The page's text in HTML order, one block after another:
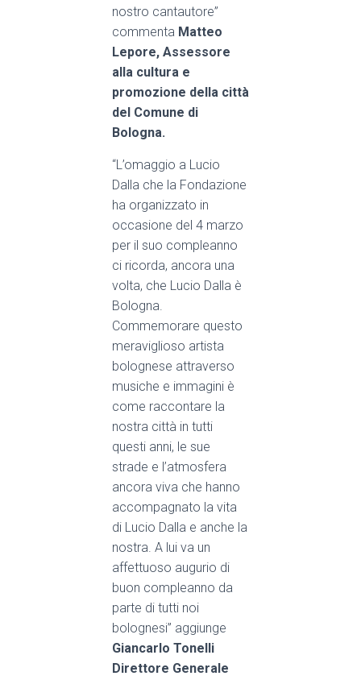
nostro cantautore”
commenta Matteo
Lepore, Assessore
alla cultura e
promozione della città
del Comune di
Bologna.
“L’omaggio a Lucio
Dalla che la Fondazione
ha organizzato in
occasione del 4 marzo
per il suo compleanno
ci ricorda, ancora una
volta, che Lucio Dalla è
Bologna.
Commemorare questo
meraviglioso artista
bolognese attraverso
musiche e immagini è
come raccontare la
nostra città in tutti
questi anni, le sue
strade e l’atmosfera
ancora viva che hanno
accompagnato la vita
di Lucio Dalla e anche la
nostra. A lui va un
affettuoso augurio di
buon compleanno da
parte di tutti noi
bolognesi” aggiunge
Giancarlo Tonelli
Direttore Generale